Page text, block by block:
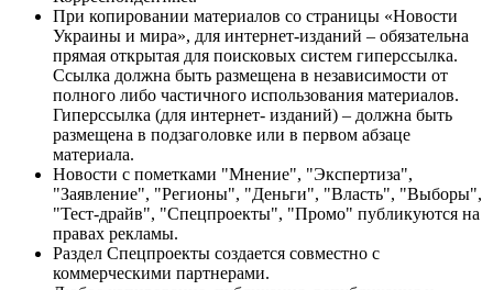
При копировании материалов со страницы «Новости
Украины и мира», для интернет-изданий – обязательна
прямая открытая для поисковых систем гиперссылка.
Ссылка должна быть размещена в независимости от
полного либо частичного использования материалов.
Гиперссылка (для интернет- изданий) – должна быть
размещена в подзаголовке или в первом абзаце
материала.
Новости с пометками "Мнение", "Экспертиза",
"Заявление", "Регионы", "Деньги", "Власть", "Выборы",
"Тест-драйв", "Спецпроекты", "Промо" публикуются на
правах рекламы.
Раздел Спецпроекты создается совместно с
коммерческими партнерами.